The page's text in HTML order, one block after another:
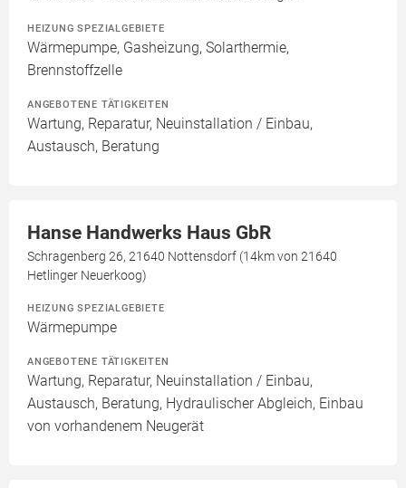
HEIZUNG SPEZIALGEBIETE
Wärmepumpe, Gasheizung, Solarthermie,
Brennstoffzelle
ANGEBOTENE TÄTIGKEITEN
Wartung, Reparatur, Neuinstallation / Einbau,
Austausch, Beratung
Hanse Handwerks Haus GbR
Schragenberg 26, 21640 Nottensdorf (14km von 21640
Hetlinger Neuerkoog)
HEIZUNG SPEZIALGEBIETE
Wärmepumpe
ANGEBOTENE TÄTIGKEITEN
Wartung, Reparatur, Neuinstallation / Einbau,
Austausch, Beratung, Hydraulischer Abgleich, Einbau
von vorhandenem Neugerät